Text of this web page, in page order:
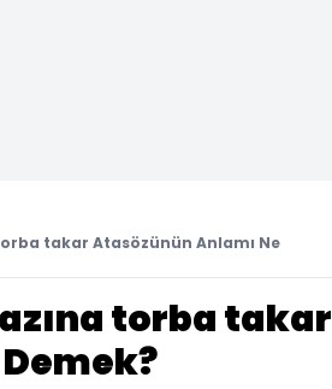
takar Atasözünün Anlamı Ne
torba takar